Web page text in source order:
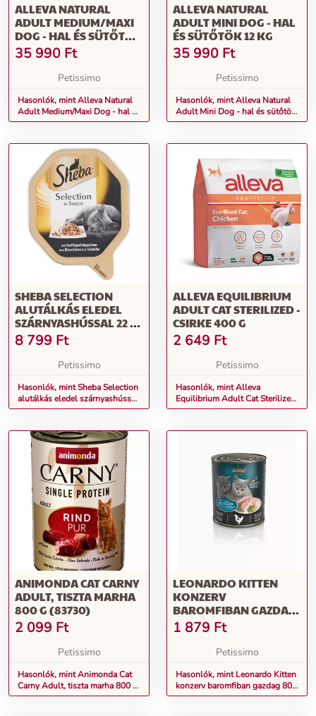
ALLEVA NATURAL
ADULT MEDIUM/MAXI
DOG - HAL ÉS SÜTŐTÖK
12 KG
35 990 Ft
Petissimo
Hasonlók, mint Alleva Natural
Adult Medium/Maxi Dog - hal és
sütőtök 12 kg
ALLEVA NATURAL
ADULT MINI DOG - HAL
ÉS SÜTŐTÖK 12 KG
35 990 Ft
Petissimo
Hasonlók, mint Alleva Natural
Adult Mini Dog - hal és sütőtök
12 kg
SHEBA SELECTION
ALUTÁLKÁS ELEDEL
SZÁRNYASHÚSSAL 22 X
85 G
8 799 Ft
Petissimo
Hasonlók, mint Sheba Selection
alutálkás eledel szárnyashússal
22 x 85 g
ALLEVA EQUILIBRIUM
ADULT CAT STERILIZED -
CSIRKE 400 G
2 649 Ft
Petissimo
Hasonlók, mint Alleva
Equilibrium Adult Cat Sterilized
- csirke 400 g
ANIMONDA CAT CARNY
ADULT, TISZTA MARHA
800 G (83730)
2 099 Ft
Petissimo
Hasonlók, mint Animonda Cat
Carny Adult, tiszta marha 800 g
(83730)
LEONARDO KITTEN
KONZERV
BAROMFIBAN GAZDAG
800 G
1 879 Ft
Petissimo
Hasonlók, mint Leonardo Kitten
konzerv baromfiban gazdag 800
g